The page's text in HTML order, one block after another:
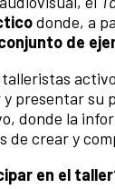
donde, a
de
presentar su
donde la
crear y
en el